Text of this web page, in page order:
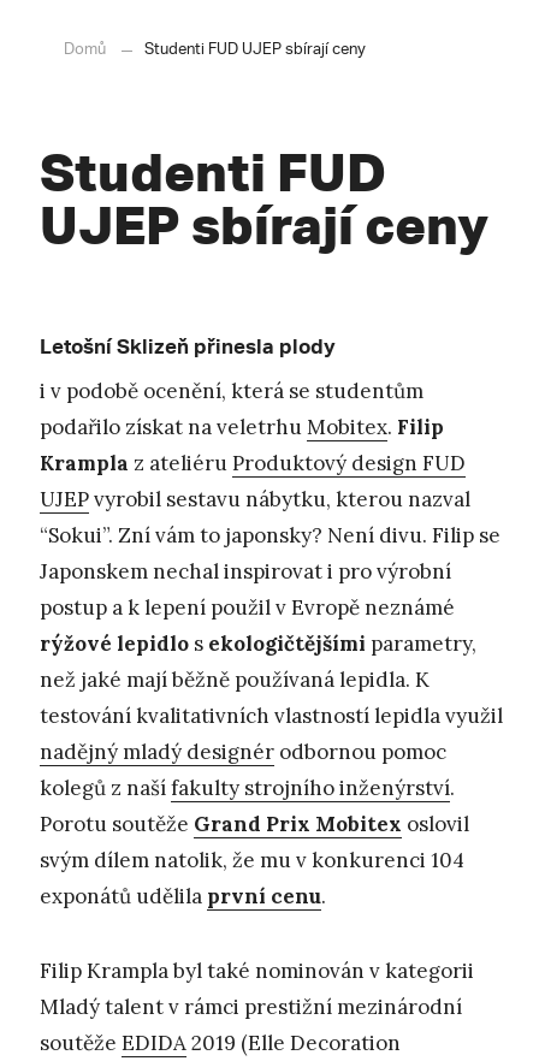
Domů Studenti FUD UJEP sbírají ceny
Studenti FUD
UJEP sbírají ceny
Letošní Sklizeň přinesla plody
i v podobě ocenění, která se studentům
podařilo získat na veletrhuMobitex. Filip
Krampla z ateliéruProduktový design FUD
UJEPvyrobil sestavu nábytku, kterou nazval
“Sokui”. Zní vám to japonsky? Není divu. Filip se
Japonskem nechal inspirovat i pro výrobní
postup a k lepení použil v Evropě neznámé
rýžové lepidlo s ekologičtějšími parametry,
než jaké mají běžně používaná lepidla. K
testování kvalitativních vlastností lepidla využil
nadějný mladý designér odbornou pomoc
kolegů z našífakulty strojního inženýrství.
Porotu soutěže Grand Prix Mobitex oslovil
svým dílem natolik, že mu v konkurenci 104
exponátů udělila první cenu.
Filip Krampla byl také nominován v kategorii
Mladý talent v rámci prestižní mezinárodní
soutěže EDIDA2019 (Elle Decoration